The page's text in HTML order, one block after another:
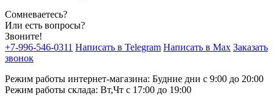
Сомневаетесь?
Или есть вопросы?
Звоните!
+7-996-546-0311 Написать в Telegram Написать в Max Заказать
звонок
Режим работы интернет-магазина: Будние дни с 9:00 до 20:00
Режим работы склада: Вт,Чт с 17:00 до 19:00